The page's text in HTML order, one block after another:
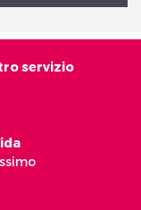
servizio